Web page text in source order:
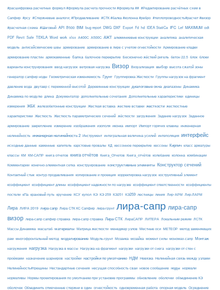
#расшифровка расчетных формул #формула расчета прочности #формула ## #Редактирование расчётных схем в
Сапфир #рсу #Стержневые аналоги; #Продавливание #СТК #балка #колонна #ребро #теплопроводность#расчет #визор
#расчетная схема #Шаговый API B500 BIM bug report DWG DXF Export Fd hd IDEA StatiCa IFC Lef MAXIMUM odt
PDF Revit Safe TEKLA Word work xlsx А400С А500С АЖТ алюминиевые конструкции аналитика аналитическая
модель антисейсмические швы армирование армирование в лире с учетом огнестойкости Армирование кладки
армирование пластин армокаменные балка балочное перекрытие Бесконечно жёсткий ригель бетон 22.5 блок блоки
варианты конструирования ввод нагрузок ветровая нагрузка Визор Визуализация выбор высота сжатой зоны
генератор сапфир ноды Геометрическая изменяемость Грунт Группировка Жесткости Группы нагрузок на фрагмент
давление вода двутавр с переменной высотой Деревянные конструкции диалоговые окна диапазоны Динамика
Динамика по модулю длина Документатор дополнительные сочетания Дополнительные характеристики единицы
измерения ЖБК железобетонные конструкции Жесткая вставка жесткие вставки жесткости жесткостные
характеристики Жесткость Жесткость параметрических сечений жёсткости загружения Задание нагрузок Заданное
армирование закрепление измерение изображения изополя иконка импорт Импорт горячих клавиш инженерная
нелинейность инженерная нелинейность 2 Инструмент интегральная величина усилий интеполяция интерфейс
исходные данные каменные капитель карстовые провалы КД кессонное перекрытие кессоны Кирпич класс арматуры
классы КМ КМ-САПР книга отчетов книга отчётов Книга_Отчетов Книга_отчётов колебание колонна комбинации
Комментарии конечно-элементная сетка конструирование конструктивные элементы Конструктор сечений
Контактный стык контур продавливания копирование и проекция корректировка нагрузок коструктивный элемент
коэффициент коэффициент длины коэффициент надежности по нагрузке коэффициент ответственности коэффициенты
постели кПа крановый путь кручение КСУ купол КЭ КЭ 259 КЭ251 КЭ259 лестницы линия Лир-АРМ Лир-ЛАРМ
Лира ЛИРА 2019 лира сапр Лира СТК КС Сапфир лира-грунт лира-сапр лира-сапр
визор лира-сапр сапфир справка лира-сапр справка Лира-СТК ЛираСАПР ЛИТЕРА Локальным режим ЛСТК
Массы Динамика масштаб материалы Матрица жесткости менеджер узлов Местные оси МЕТЕОР метод заменяющих
рам многофронтальный метод моделирование Модуль-грунт Мозаика мозайка момент силы мономах-сапр Монтаж
нагружения нагрузка Нагрузка в массы Нагрузка на фрагмент нагрузки нагрузки от снега нагрузки от стен с
проёмами назначение шарниров настройки настройки по умолчанию НДМ Невязка Нелинейная связь между узлами
Нелинейность#трещины Нестандартные сечения несущая способность сваи новое сообщение ноды нормали
нормативы Нормы проектирования по умолчанию при установке программы обновление оболочки объединение КЭ
оболочек Объединить отмеченные стержни в один огнестойкость одновременная работа опорная модель Осреднение